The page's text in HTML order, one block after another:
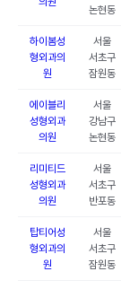
논현동
하이봄성
형외과의
원
서울
서초구
잠원동
에이블리
성형외과
의원
서울
강남구
논현동
리미티드
성형외과
의원
서울
서초구
반포동
탑티어성
형외과의
원
서울
서초구
잠원동